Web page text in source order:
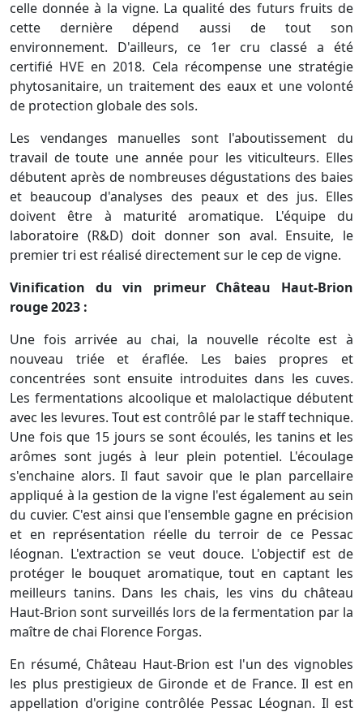
celle donnée à la vigne. La qualité des futurs fruits de
cette dernière dépend aussi de tout son
environnement. D'ailleurs, ce 1er cru classé a été
certifié HVE en 2018. Cela récompense une stratégie
phytosanitaire, un traitement des eaux et une volonté
de protection globale des sols.
Les vendanges manuelles sont l'aboutissement du
travail de toute une année pour les viticulteurs. Elles
débutent après de nombreuses dégustations des baies
et beaucoup d'analyses des peaux et des jus. Elles
doivent être à maturité aromatique. L'équipe du
laboratoire (R&D) doit donner son aval. Ensuite, le
premier tri est réalisé directement sur le cep de vigne.
Vinification du vin primeur Château Haut-Brion
rouge 2023 :
Une fois arrivée au chai, la nouvelle récolte est à
nouveau triée et éraflée. Les baies propres et
concentrées sont ensuite introduites dans les cuves.
Les fermentations alcoolique et malolactique débutent
avec les levures. Tout est contrôlé par le staff technique.
Une fois que 15 jours se sont écoulés, les tanins et les
arômes sont jugés à leur plein potentiel. L'écoulage
s'enchaine alors. Il faut savoir que le plan parcellaire
appliqué à la gestion de la vigne l'est également au sein
du cuvier. C'est ainsi que l'ensemble gagne en précision
et en représentation réelle du terroir de ce Pessac
léognan. L'extraction se veut douce. L'objectif est de
protéger le bouquet aromatique, tout en captant les
meilleurs tanins. Dans les chais, les vins du château
Haut-Brion sont surveillés lors de la fermentation par la
maître de chai Florence Forgas.
En résumé, Château Haut-Brion est l'un des vignobles
les plus prestigieux de Gironde et de France. Il est en
appellation d'origine contrôlée Pessac Léognan. Il est